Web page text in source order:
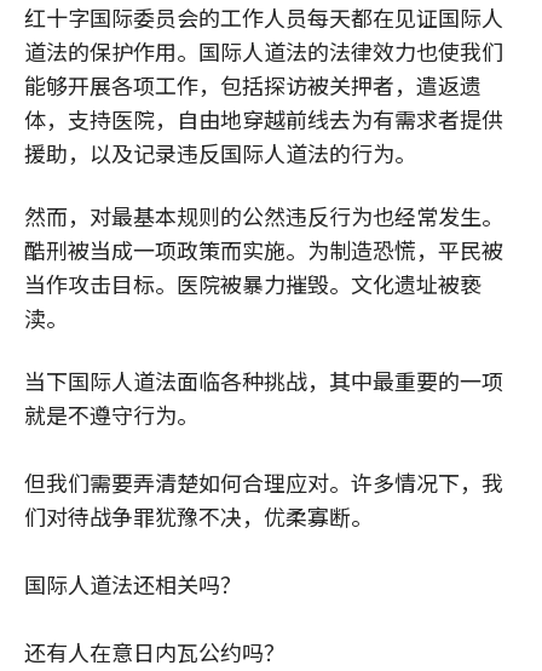
红十字国际委员会的工作人员每天都在见证国际人
道法的保护作用。国际人道法的法律效力也使我们
能够开展各项工作，包括探访被关押者，遣返遗
体，支持医院，自由地穿越前线去为有需求者提供
援助，以及记录违反国际人道法的行为。
然而，对最基本规则的公然违反行为也经常发生。
酷刑被当成一项政策而实施。为制造恐慌，平民被
当作攻击目标。医院被暴力摧毁。文化遗址被亵
渎。
当下国际人道法面临各种挑战，其中最重要的一项
就是不遵守行为。
但我们需要弄清楚如何合理应对。许多情况下，我
们对待战争罪犹豫不决，优柔寡断。
国际人道法还相关吗？
还有人在意日内瓦公约吗？